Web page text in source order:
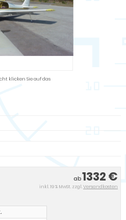
klicken Sie auf das
ab1332 €
inkl. 19 % MwSt. zzgl.Versandkosten